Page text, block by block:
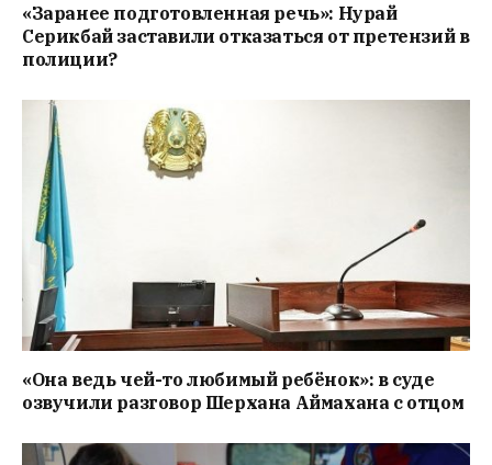
«Заранее подготовленная речь»: Нурай
Серикбай заставили отказаться от претензий в
полиции?
«Она ведь чей-то любимый ребёнок»: в суде
озвучили разговор Шерхана Аймахана с отцом